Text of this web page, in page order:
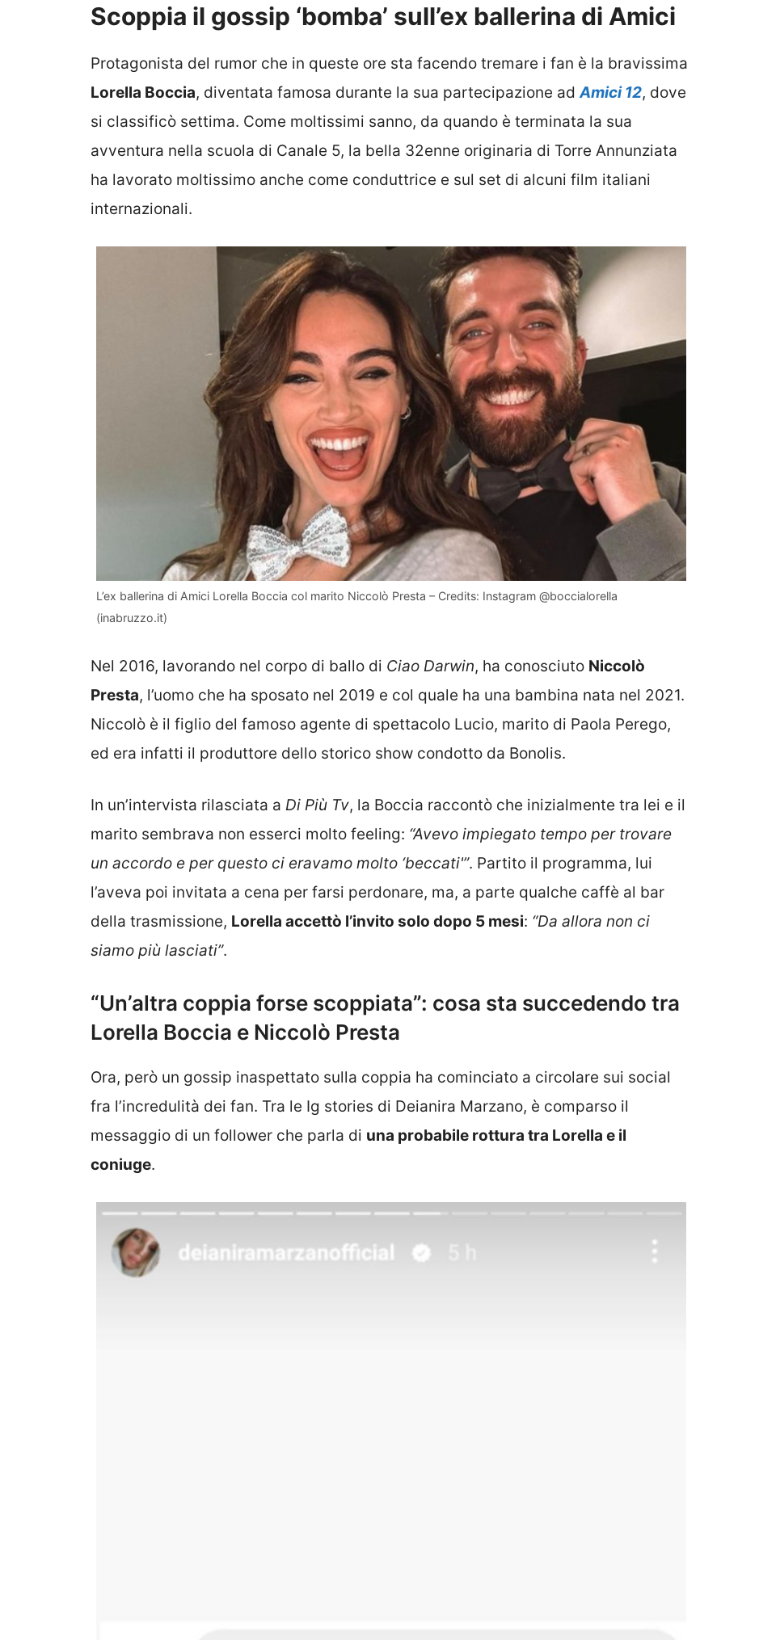
Scoppia il gossip ‘bomba’ sull’ex ballerina di Amici
Protagonista del rumor che in queste ore sta facendo tremare i fan è la bravissima
Lorella Boccia, diventata famosa durante la sua partecipazione ad Amici 12, dove
si classificò settima. Come moltissimi sanno, da quando è terminata la sua
avventura nella scuola di Canale 5, la bella 32enne originaria di Torre Annunziata
ha lavorato moltissimo anche come conduttrice e sul set di alcuni film italiani
internazionali.
L’ex ballerina di Amici Lorella Boccia col marito Niccolò Presta – Credits: Instagram @boccialorella
(inabruzzo.it)
Nel 2016, lavorando nel corpo di ballo di Ciao Darwin, ha conosciuto Niccolò
Presta, l’uomo che ha sposato nel 2019 e col quale ha una bambina nata nel 2021.
Niccolò è il figlio del famoso agente di spettacolo Lucio, marito di Paola Perego,
ed era infatti il produttore dello storico show condotto da Bonolis.
In un’intervista rilasciata a Di Più Tv, la Boccia raccontò che inizialmente tra lei e il
marito sembrava non esserci molto feeling: “Avevo impiegato tempo per trovare
un accordo e per questo ci eravamo molto ‘beccati'”. Partito il programma, lui
l’aveva poi invitata a cena per farsi perdonare, ma, a parte qualche caffè al bar
della trasmissione, Lorella accettò l’invito solo dopo 5 mesi: “Da allora non ci
siamo più lasciati”.
“Un’altra coppia forse scoppiata”: cosa sta succedendo tra
Lorella Boccia e Niccolò Presta
Ora, però un gossip inaspettato sulla coppia ha cominciato a circolare sui social
fra l’incredulità dei fan. Tra le Ig stories di Deianira Marzano, è comparso il
messaggio di un follower che parla di una probabile rottura tra Lorella e il
coniuge.